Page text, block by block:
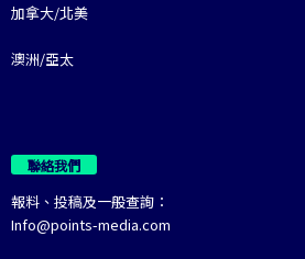
加拿大/北美
澳洲/亞太
聯絡我們
報料、投稿及一般查詢：
Info@points-media.com